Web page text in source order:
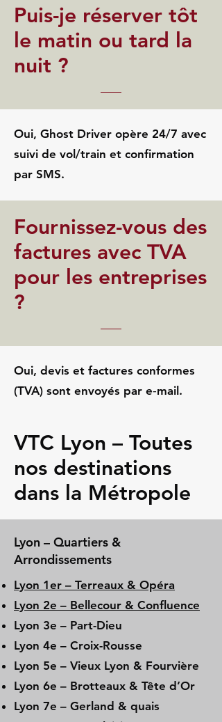
Puis-je réserver tôt
le matin ou tard la
nuit ?
Oui, Ghost Driver opère 24/7 avec
suivi de vol/train et confirmation
par SMS.
Fournissez-vous des
factures avec TVA
pour les entreprises
?
Oui, devis et factures conformes
(TVA) sont envoyés par e‑mail.
VTC Lyon – Toutes
nos destinations
dans la Métropole
Lyon – Quartiers &
Arrondissements
Lyon 1er – Terreaux & Opéra
Lyon 2e – Bellecour & Confluence
Lyon 3e – Part-Dieu
Lyon 4e – Croix-Rousse
Lyon 5e – Vieux Lyon & Fourvière
Lyon 6e – Brotteaux & Tête d’Or
Lyon 7e – Gerland & quais